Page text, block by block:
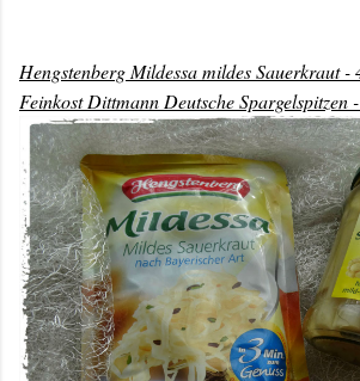
Hengstenberg Mildessa mildes Sauerkraut -
Feinkost Dittmann Deutsche Spargelspitzen